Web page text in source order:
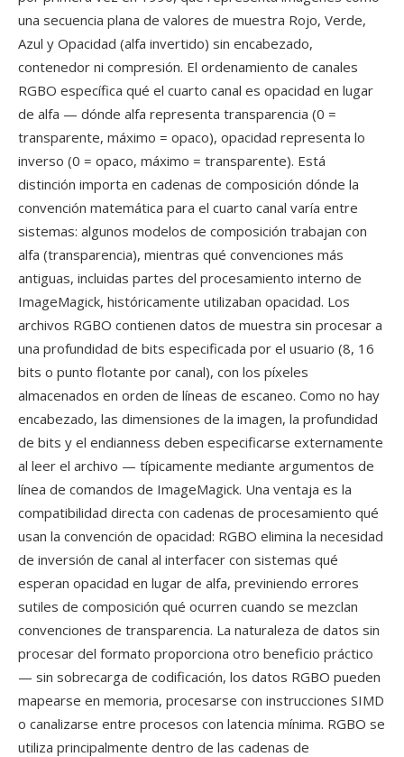
una secuencia plana de valores de muestra Rojo, Verde,
Azul y Opacidad (alfa invertido) sin encabezado,
contenedor ni compresión. El ordenamiento de canales
RGBO específica qué el cuarto canal es opacidad en lugar
de alfa — dónde alfa representa transparencia (0 =
transparente, máximo = opaco), opacidad representa lo
inverso (0 = opaco, máximo = transparente). Está
distinción importa en cadenas de composición dónde la
convención matemática para el cuarto canal varía entre
sistemas: algunos modelos de composición trabajan con
alfa (transparencia), mientras qué convenciones más
antiguas, incluidas partes del procesamiento interno de
ImageMagick, históricamente utilizaban opacidad. Los
archivos RGBO contienen datos de muestra sin procesar a
una profundidad de bits especificada por el usuario (8, 16
bits o punto flotante por canal), con los píxeles
almacenados en orden de líneas de escaneo. Como no hay
encabezado, las dimensiones de la imagen, la profundidad
de bits y el endianness deben especificarse externamente
al leer el archivo — típicamente mediante argumentos de
línea de comandos de ImageMagick. Una ventaja es la
compatibilidad directa con cadenas de procesamiento qué
usan la convención de opacidad: RGBO elimina la necesidad
de inversión de canal al interfacer con sistemas qué
esperan opacidad en lugar de alfa, previniendo errores
sutiles de composición qué ocurren cuando se mezclan
convenciones de transparencia. La naturaleza de datos sin
procesar del formato proporciona otro beneficio práctico
— sin sobrecarga de codificación, los datos RGBO pueden
mapearse en memoria, procesarse con instrucciones SIMD
o canalizarse entre procesos con latencia mínima. RGBO se
utiliza principalmente dentro de las cadenas de